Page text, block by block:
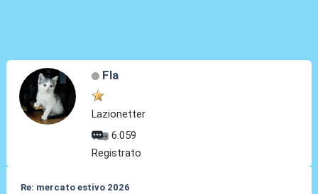
Fla
Lazionetter
6.059
Registrato
Re: mercato estivo 2026